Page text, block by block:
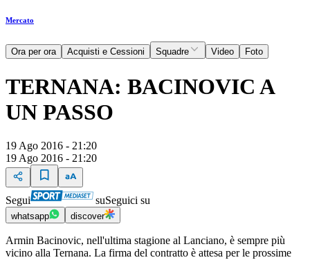
Mercato
Ora per ora Acquisti e Cessioni Squadre Video Foto
TERNANA: BACINOVIC A
UN PASSO
19 Ago 2016 - 21:20
19 Ago 2016 - 21:20
Segui suSeguici su
whatsapp discover
Armin Bacinovic, nell'ultima stagione al Lanciano, è sempre più
vicino alla Ternana. La firma del contratto è attesa per le prossime